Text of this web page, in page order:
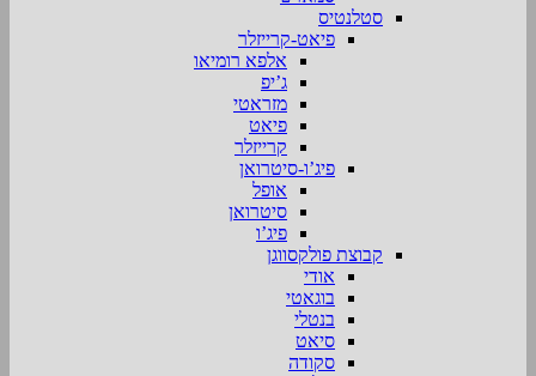
סטלנטיס
פיאט-קרייזלר
אלפא רומיאו
ג’יפ
מזראטי
פיאט
קרייזלר
פיג’ו-סיטרואן
אופל
סיטרואן
פיג’ו
קבוצת פולקסווגן
אודי
בוגאטי
בנטלי
סיאט
סקודה